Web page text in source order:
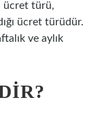
ücret türü,
ücret türüdür.
ve aylık